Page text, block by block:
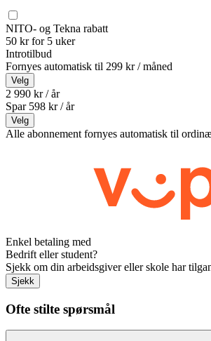
NITO- og Tekna rabatt
50 kr for 5 uker
Introtilbud
Fornyes automatisk til 299 kr / måned
Velg
2 990 kr / år
Spar 598 kr /år
Velg
Alle abonnement fornyes automatisk til
Enkel betaling med
Bedrift eller student?
Sjekk om din arbeidsgiver eller skole har
Sjekk
Ofte stilte spørsmål